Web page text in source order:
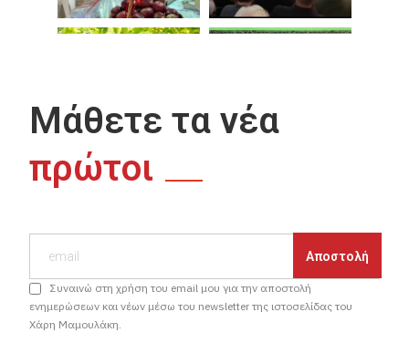
Μάθετε τα νέα
πρώτοι
Συναινώ στη χρήση του email μου για την αποστολή
ενημερώσεων και νέων μέσω του newsletter της ιστοσελίδας του
Χάρη Μαμουλάκη.